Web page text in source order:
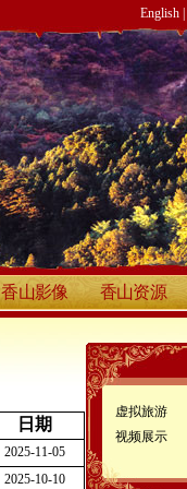
English
香山影像 香山资源
日期
2025-11-05
2025-10-10
虚拟旅游
视频展示